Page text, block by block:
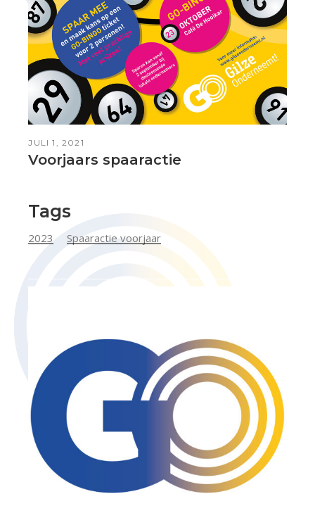
JULI 1, 2021
Voorjaars spaaractie
Tags
2023 Spaaractie voorjaar